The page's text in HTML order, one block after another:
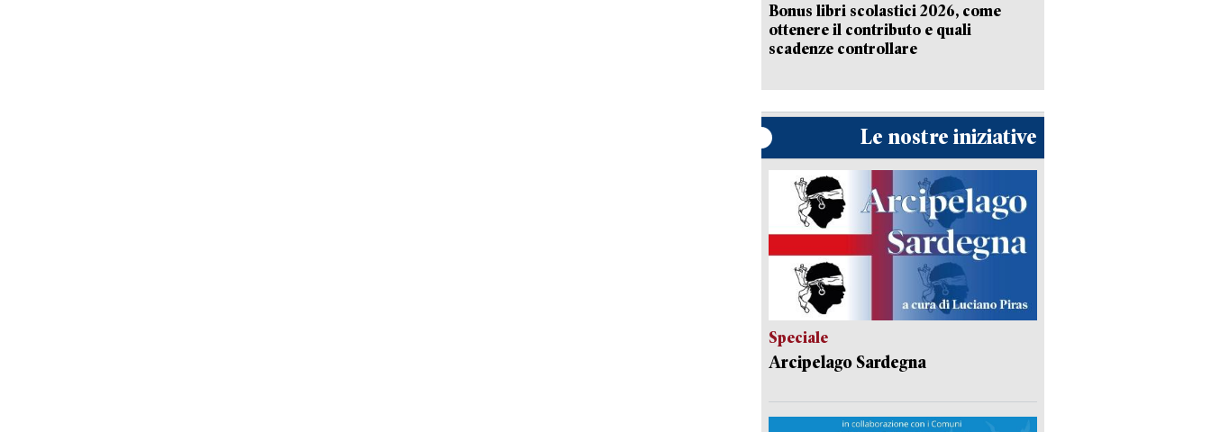
Bonus libri scolastici 2026, come
ottenere il contributo e quali
scadenze controllare
Le nostre iniziative
Speciale
Arcipelago Sardegna